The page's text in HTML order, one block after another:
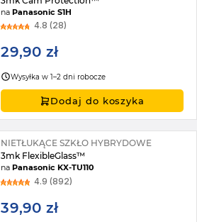
naPanasonic S1H
4.8 (28)
29,90 zł
Wysyłka w 1–2 dni robocze
Dodaj do koszyka
NIETŁUKĄCE SZKŁO HYBRYDOWE
3mk FlexibleGlass™
naPanasonic KX-TU110
4.9 (892)
39,90 zł